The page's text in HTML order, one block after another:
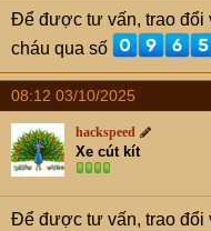
Để được tư vấn, trao đổi
cháu qua số
08:12 03/10/2025
hackspeed
Xe cút kít
Để được tư vấn, trao đổi